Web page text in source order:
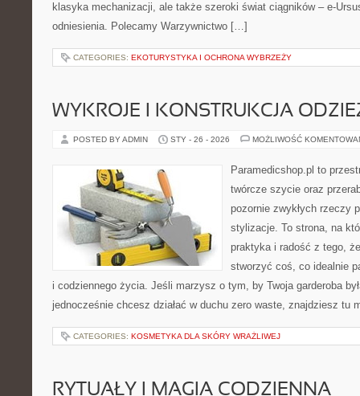
klasyka mechanizacji, ale także szeroki świat ciągników – e-
odniesienia. Polecamy Warzywnictwo […]
CATEGORIES: EKOTURYSTYKA I OCHRONA WYBRZEŻY
WYKROJE I KONSTRUKCJA
POSTED BY ADMIN STY - 26 - 2026 MOŻLIWOŚĆ
Paramedicshop.pl to
twórcze szycie oraz
pozornie zwykłych rzeczy
stylizacje. To strona, na
praktyka i radość z tego,
stworzyć coś, co idealnie
i codziennego życia. Jeśli marzysz o tym, by Twoja garderoba
jednocześnie chcesz działać w duchu zero waste, znajdziesz tu
CATEGORIES: KOSMETYKA DLA SKÓRY WRAŻLIWEJ
RYTUAŁY I MAGIA CODZIENNA